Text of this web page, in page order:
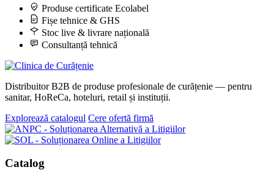
Produse certificate Ecolabel
Fișe tehnice & GHS
Stoc live & livrare națională
Consultanță tehnică
Distribuitor B2B de produse profesionale de curățenie — pentru
sanitar, HoReCa, hoteluri, retail și instituții.
Explorează catalogul Cere ofertă firmă
Catalog